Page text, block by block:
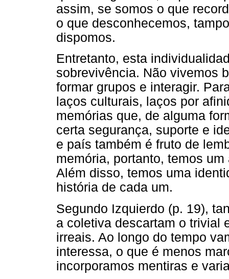
assim, se somos o que
o que desconhecemos,
dispomos.
Entretanto, esta
sobrevivência. Não vivemos
formar grupos e interagir.
laços culturais, laços por
memórias que, de alguma
certa segurança, suporte e
e país também é fruto de
memória, portanto, temos
Além disso, temos uma
história de cada um.
Segundo Izquierdo (p. 19),
a coletiva descartam o trivial
irreais. Ao longo do tempo
interessa, o que é menos
incorporamos mentiras e